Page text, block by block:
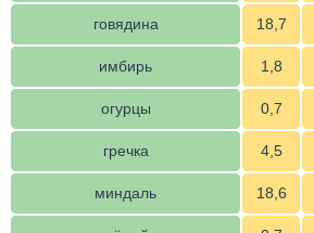
говядина 18,7
имбирь 1,8
огурцы 0,7
гречка 4,5
миндаль 18,6